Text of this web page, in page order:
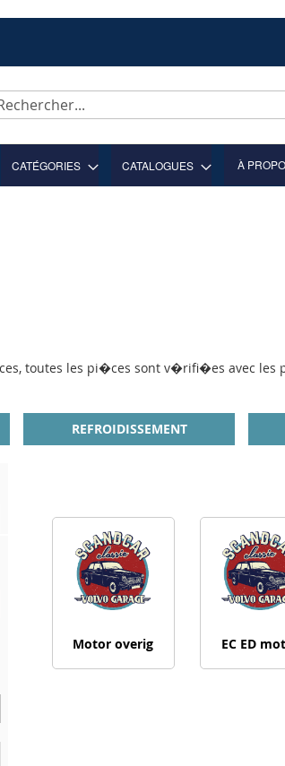
CATÉGORIES CATALOGUES À
toutes les pi�ces sont v�rifi�es avec
REFROIDISSEMENT
Motor overig EC ED